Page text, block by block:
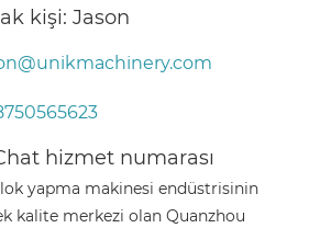
kişi: Jason
hizmet numarası
yapma makinesi endüstrisinin
kalite merkezi olan Quanzhou